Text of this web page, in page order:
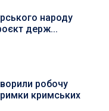
народу
держ...
робочу
кримських